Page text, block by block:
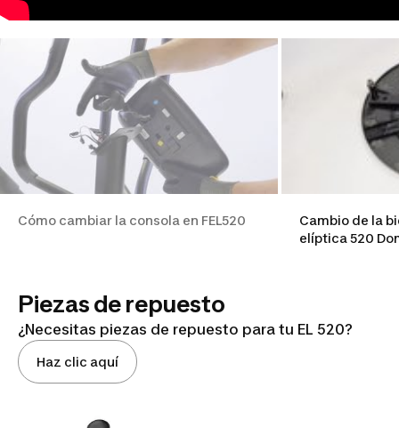
Cómo cambiar la consola en FEL520
Cambio de la
elíptica 520
Piezas de repuesto
¿Necesitas piezas de repuesto para tu EL 520?
Haz clic aquí